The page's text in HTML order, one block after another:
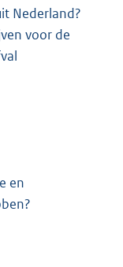
Nederland?
voor de
en